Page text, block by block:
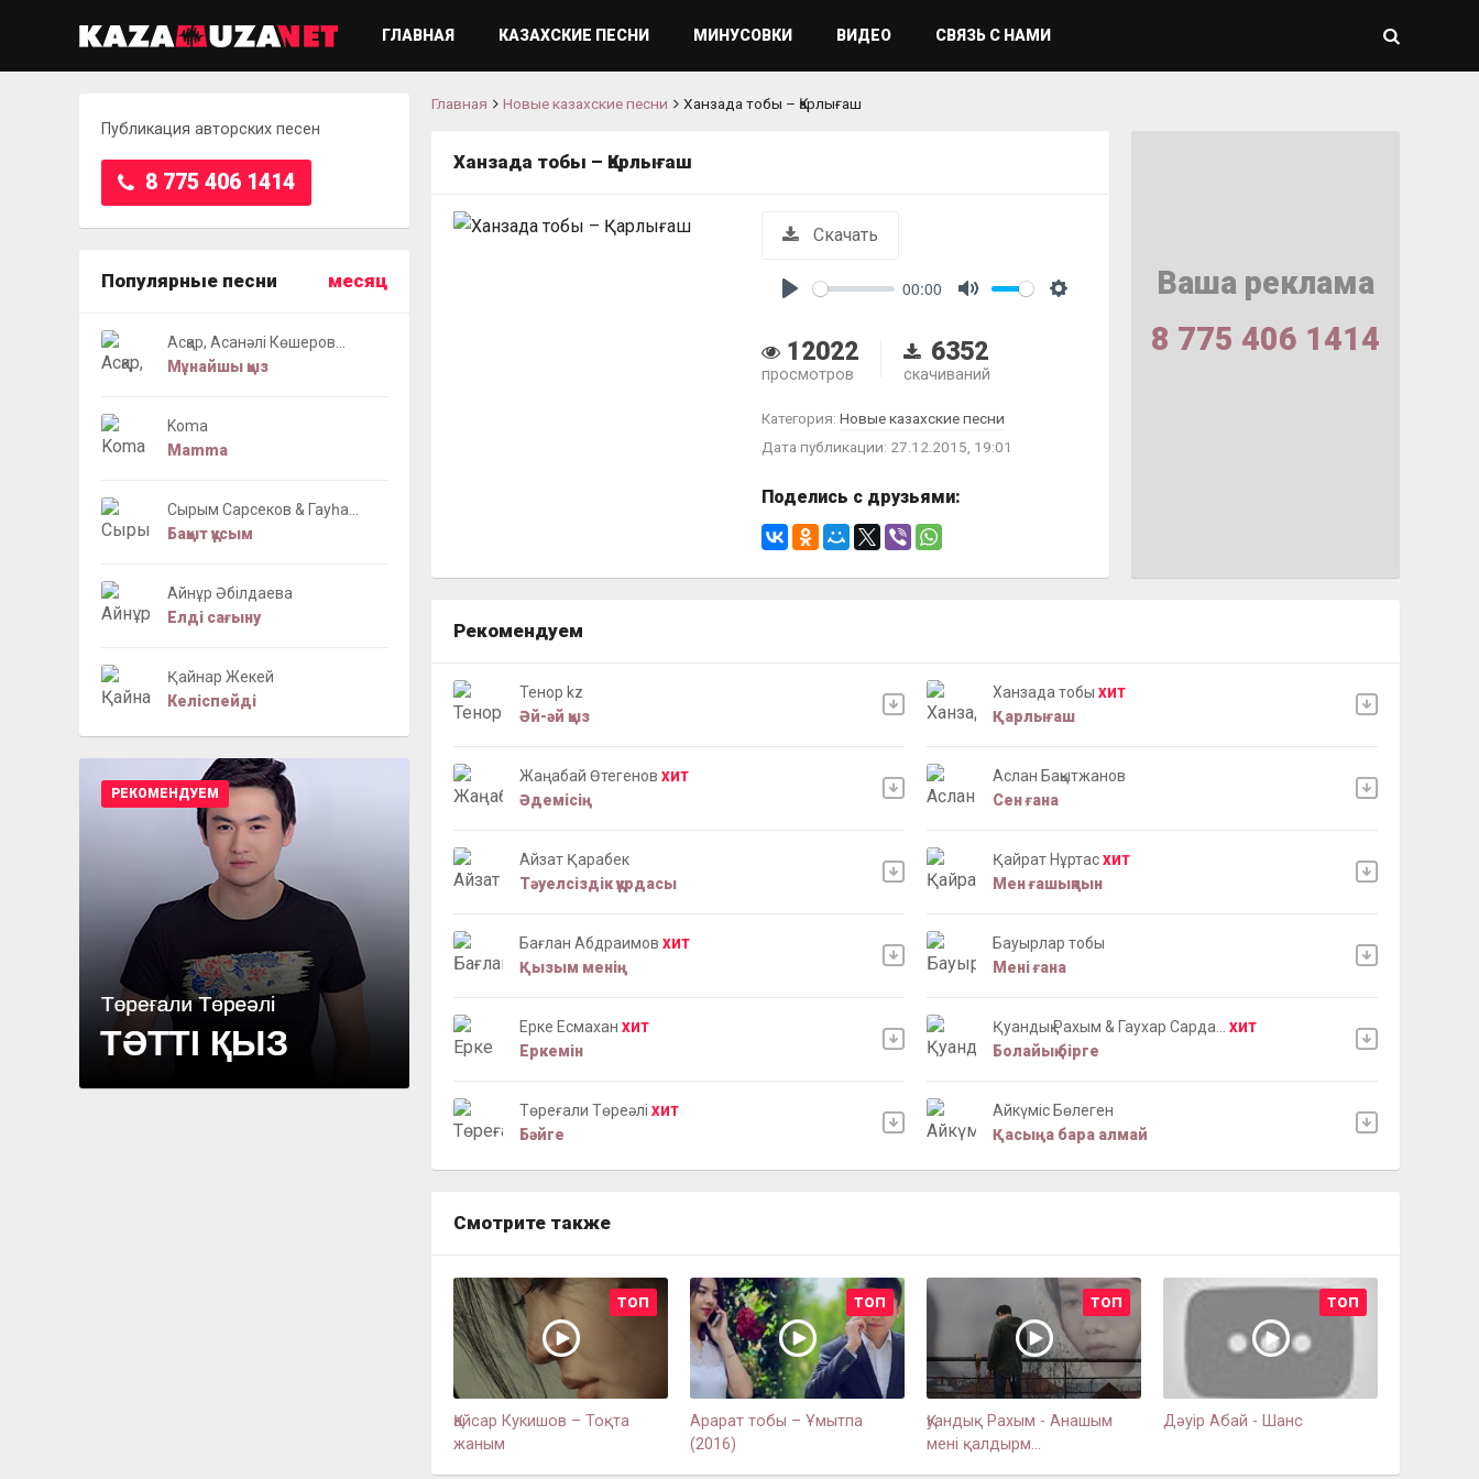
ГЛАВНАЯ КАЗАХСКИЕ ПЕСНИ МИНУСОВКИ ВИДЕО СВЯЗЬ С НАМИ
Публикация авторских песен
8 775 406 1414
Популярные песни месяц
Асқар, Асанәлі Көшеров...
Мұнайшы қыз
Koma
Mamma
Сырым Сарсеков & Гауһа...
Бақыт құсым
Айнұр Әбілдаева
Елді сағыну
Қайнар Жекей
Келіспейді
РЕКОМЕНДУЕМ
Главная Новые казахские песни Ханзада тобы – Қарлығаш
Ханзада тобы – Қарлығаш
Скачать
00:00
12022
просмотров
6352
скачиваний
Категория: Новые казахские песни
Дата публикации: 27.12.2015, 19:01
Поделись с друзьями:
Ваша реклама
8 775 406 1414
Рекомендуем
Тенор kz
Әй-әй қыз
Ханзада тобы ХИТ
Қарлығаш
Жаңабай Өтегенов ХИТ
Әдемісің
Аслан Бақытжанов
Сен ғана
Айзат Қарабек
Тәуелсіздік құрдасы
Қайрат Нұртас ХИТ
Мен ғашықпын
Бағлан Абдраимов ХИТ
Қызым менің
Бауырлар тобы
Мені ғана
Ерке Есмахан ХИТ
Еркемін
Қуандық Рахым & Гаухар Сарда... ХИТ
Болайық бірге
Төреғали Төреәлі ХИТ
Бәйге
Айкүміс Бөлеген
Қасыңа бара алмай
Смотрите также
ТОП
Қайсар Кукишов – Тоқта
жаным
ТОП
Арарат тобы – Ұмытпа
(2016)
ТОП
Қуандық Рахым - Анашым
мені қалдырм...
ТОП
Дәуір Абай - Шанс